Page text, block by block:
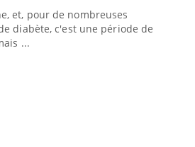
et, pour de nombreuses
diabète, c'est une période de
...